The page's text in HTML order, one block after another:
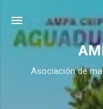
Ir
Asociación de